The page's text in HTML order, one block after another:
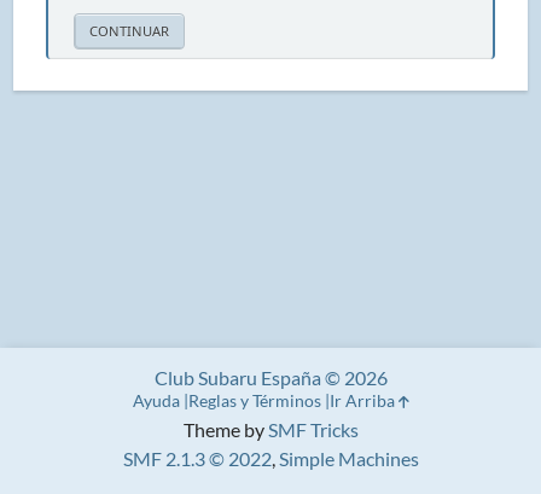
Theme bySMF Tricks
SMF 2.1.3 © 2022,Simple Machines
Club Subaru España © 2026
Ayuda Reglas y Términos Ir Arriba